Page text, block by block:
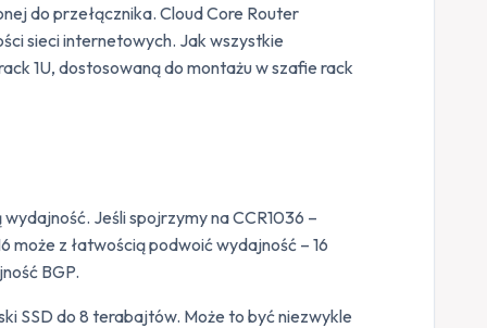
do przełącznika. Cloud Core Router
sieci internetowych. Jak wszystkie
1U, dostosowaną do montażu w szafie rack
Jeśli spojrzymy na CCR1036 –
może z łatwością podwoić wydajność – 16
BGP.
SSD do 8 terabajtów. Może to być niezwykle